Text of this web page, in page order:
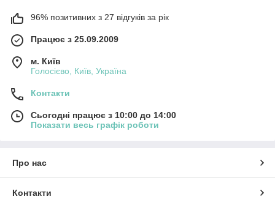
96% позитивних з 27 відгуків за рік
Працює з 25.09.2009
м. Київ
Голосієво, Київ, Україна
Контакти
Сьогодні працює з 10:00 до 14:00
Показати весь графік роботи
Про нас
Контакти